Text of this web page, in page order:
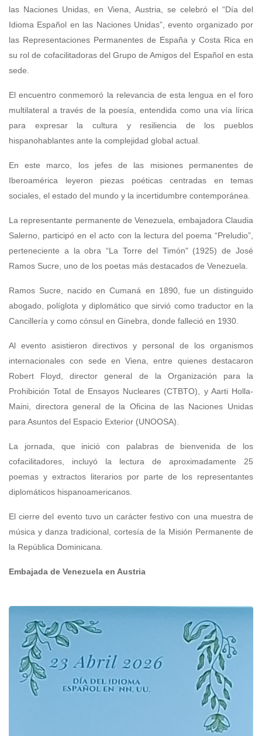
las Naciones Unidas, en Viena, Austria, se celebró el “Día del
Idioma Español en las Naciones Unidas”, evento organizado por
las Representaciones Permanentes de España y Costa Rica en
su rol de cofacilitadoras del Grupo de Amigos del Español en esta
sede.
El encuentro conmemoró la relevancia de esta lengua en el foro
multilateral a través de la poesía, entendida como una vía lírica
para expresar la cultura y resiliencia de los pueblos
hispanohablantes ante la complejidad global actual.
En este marco, los jefes de las misiones permanentes de
Iberoamérica leyeron piezas poéticas centradas en temas
sociales, el estado del mundo y la incertidumbre contemporánea.
La representante permanente de Venezuela, embajadora Claudia
Salerno, participó en el acto con la lectura del poema “Preludio”,
perteneciente a la obra “La Torre del Timón" (1925) de José
Ramos Sucre, uno de los poetas más destacados de Venezuela.
Ramos Sucre, nacido en Cumaná en 1890, fue un distinguido
abogado, políglota y diplomático que sirvió como traductor en la
Cancillería y como cónsul en Ginebra, donde falleció en 1930.
Al evento asistieron directivos y personal de los organismos
internacionales con sede en Viena, entre quienes destacaron
Robert Floyd, director general de la Organización para la
Prohibición Total de Ensayos Nucleares (CTBTO), y Aarti Holla-
Maini, directora general de la Oficina de las Naciones Unidas
para Asuntos del Espacio Exterior (UNOOSA).
La jornada, que inició con palabras de bienvenida de los
cofacilitadores, incluyó la lectura de aproximadamente 25
poemas y extractos literarios por parte de los representantes
diplomáticos hispanoamericanos.
El cierre del evento tuvo un carácter festivo con una muestra de
música y danza tradicional, cortesía de la Misión Permanente de
la República Dominicana.
Embajada de Venezuela en Austria